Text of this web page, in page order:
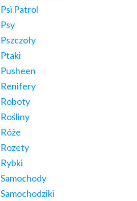
Psi Patrol
Psy
Pszczoły
Ptaki
Pusheen
Renifery
Roboty
Rośliny
Róże
Rozety
Rybki
Samochody
Samochodziki